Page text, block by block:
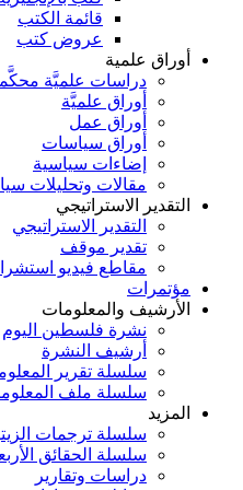
قائمة الكتب
عروض كتب
أوراق علمية
دراسات علميَّة
أوراق علميَّة
أوراق عمل
أوراق سياسات
إضاءات سياسية
مقالات وتحليلات
التقدير الاستراتيجي
التقدير الاستراتيجي
تقدير موقف
مقاطع فيديو
مؤتمرات
الأرشيف والمعلومات
نشرة فلسطين اليوم
أرشيف النشرة
سلسلة تقرير
سلسلة ملف
المزيد
سلسلة ترجمات
سلسلة الحقائق
دراسات وتقارير